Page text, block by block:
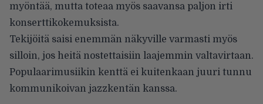
myöntää, mutta toteaa myös saavansa paljon irti
konserttikokemuksista.
Tekijöitä saisi enemmän näkyville varmasti myös
silloin, jos heitä nostettaisiin laajemmin valtavirtaan.
Populaarimusiikin kenttä ei kuitenkaan juuri tunnu
kommunikoivan jazzkentän kanssa.